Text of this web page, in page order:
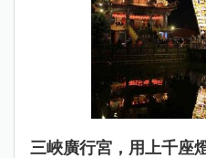
三峽廣行宮，用上千座